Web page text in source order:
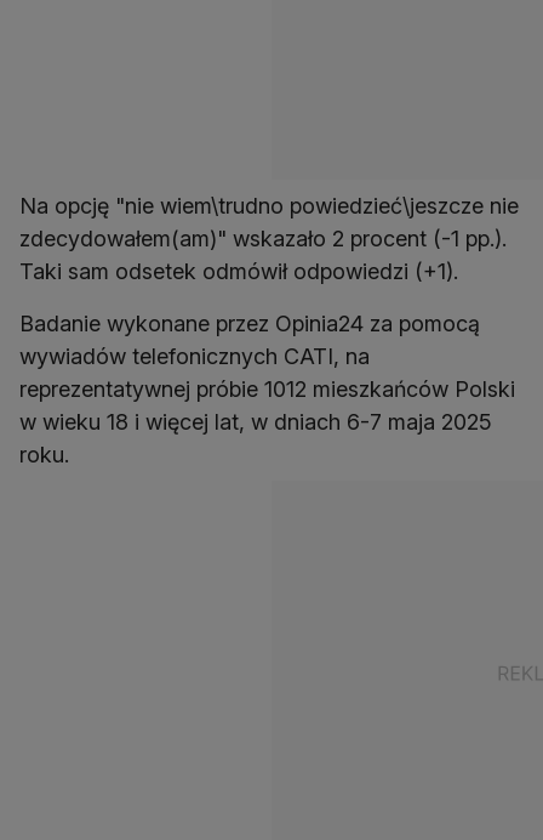
Na opcję "nie wiem\trudno powiedzieć\jeszcze nie
zdecydowałem(am)" wskazało 2 procent (-1 pp.).
Taki sam odsetek odmówił odpowiedzi (+1).
Badanie wykonane przez Opinia24 za pomocą
wywiadów telefonicznych CATI, na
reprezentatywnej próbie 1012 mieszkańców Polski
w wieku 18 i więcej lat, w dniach 6-7 maja 2025
roku.